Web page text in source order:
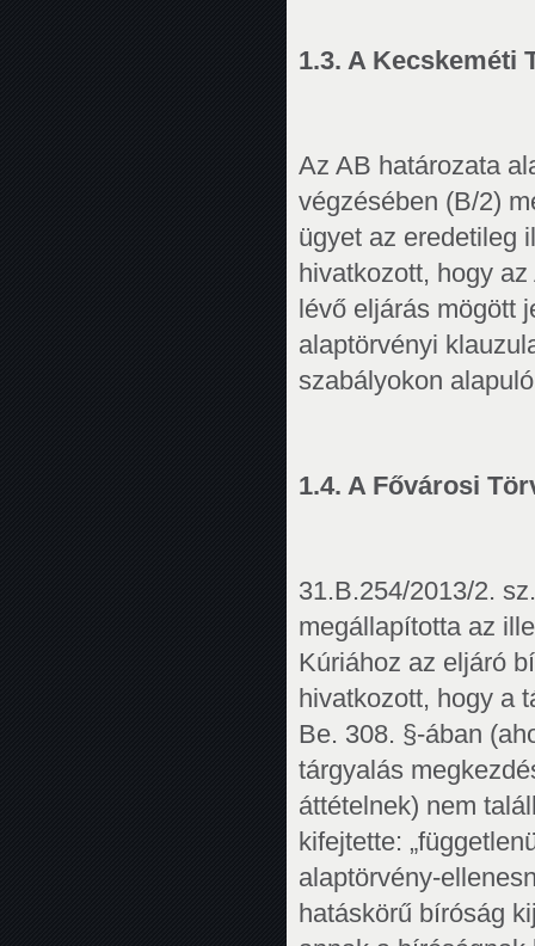
1.3. A Kecskeméti
Az AB határozata
végzésében (B/2)
ügyet az eredetileg
hivatkozott, hogy
lévő eljárás mögött
alaptörvényi
szabályokon
1.4. A Fővárosi
31.B.254/2013/2.
megállapította az
Kúriához az eljáró
hivatkozott, hogy a
Be. 308. §-ában
tárgyalás
áttételnek) nem
kifejtette:
alaptörvény-
hatáskörű bíróság